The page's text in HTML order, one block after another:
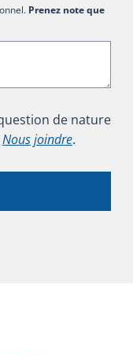
Prenez note que
de nature
Nous joindre.